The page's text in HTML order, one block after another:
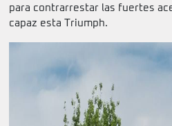
para contrarrestar las fuertes
capaz esta Triumph.